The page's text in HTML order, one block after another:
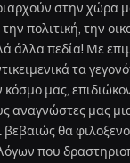
στην χώρα
πολιτική, την
άλλα πεδία! Με
τα
μας,
αναγνώστες μας
βεβαιώς θα
που